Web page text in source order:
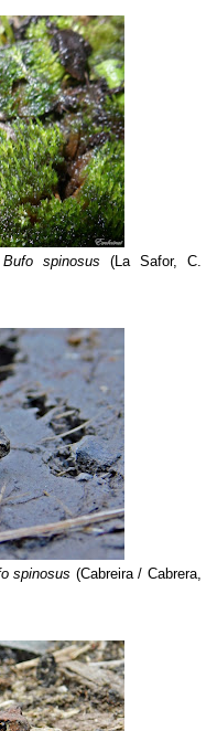
Bufo spinosus (La Safor, C.
spinosus (Cabreira / Cabrera,